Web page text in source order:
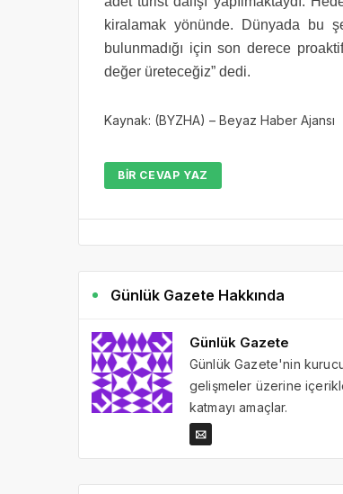
kiralamak yönünde. Dünyada bu
bulunmadığı için son derece
değer üreteceğiz” dedi.
Kaynak: (BYZHA) – Beyaz Haber Ajansı
BIR CEVAP YAZ
Günlük Gazete Hakkında
Günlük Gazete
Günlük Gazete'nin
gelişmeler üzerine
katmayı amaçlar.